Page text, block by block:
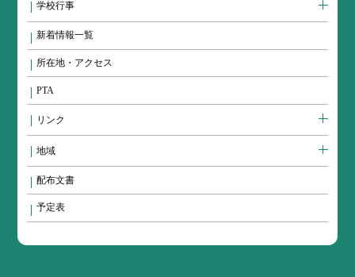
学校行事
新着情報一覧
所在地・アクセス
PTA
リンク
地域
配布文書
予定表